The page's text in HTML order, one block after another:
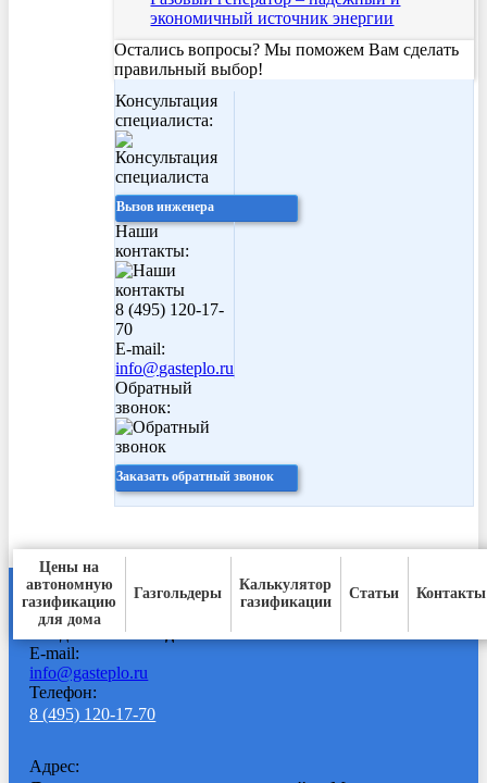
экономичный источник энергии
Остались вопросы? Мы поможем Вам сделать
правильный выбор!
Консультация
специалиста:
Вызов инженера
Наши
контакты:
8 (495) 120-17-
70
E-mail:
info@gasteplo.ru
Обратный
звонок:
Заказать обратный звонок
Цены на
автономную
газификацию
для дома
Газгольдеры
Калькулятор
газификации
Статьи Контакты
Время работы:
Ежедневно с
E-mail:
info@gasteplo.ru
Телефон:
8 (495) 120-17-70
Адрес: